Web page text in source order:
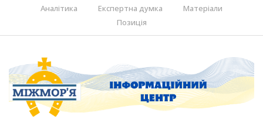
Аналітика
Експертна думка
Матеріали
Позиція